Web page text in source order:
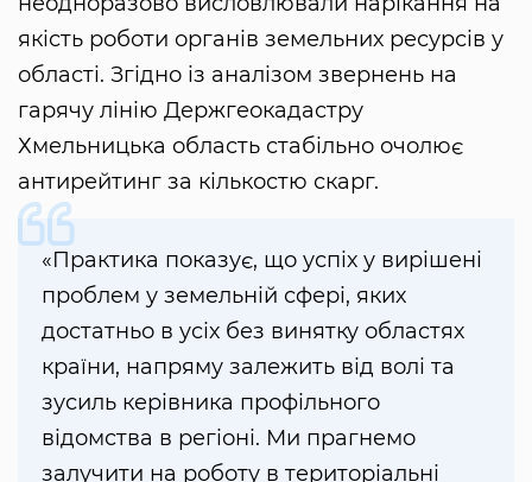
якість роботи органів земельних ресурсів у
області. Згідно із аналізом звернень на
гарячу лінію Держгеокадастру
Хмельницька область стабільно очолює
антирейтинг за кількостю скарг.
«Практика показує, що успіх у вирішені
проблем у земельній сфері, яких
достатньо в усіх без винятку областях
країни, напряму залежить від волі та
зусиль керівника профільного
відомства в регіоні. Ми прагнемо
залучити на роботу в територіальні